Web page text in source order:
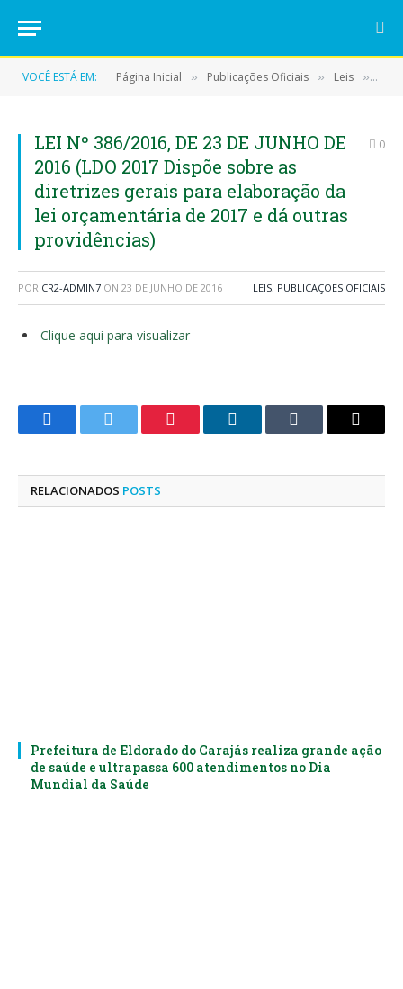
VOCÊ ESTÁ EM: Página Inicial » Publicações Oficiais » Leis »
LEI Nº 386/2016, DE 23 DE JUNHO DE
2016 (LDO 2017 Dispõe sobre as
diretrizes gerais para elaboração da
lei orçamentária de 2017 e dá outras
providências)
0
POR CR2-ADMIN7 ON 23 DE JUNHO DE 2016 LEIS, PUBLICAÇÕES OFICIAIS
Clique aqui para visualizar
FacebookTwitter Pinterest LinkedInTumblr
E-
RELACIONADOS POSTS
Prefeitura de Eldorado do Carajás realiza grande ação
de saúde e ultrapassa 600 atendimentos no Dia
Mundial da Saúde